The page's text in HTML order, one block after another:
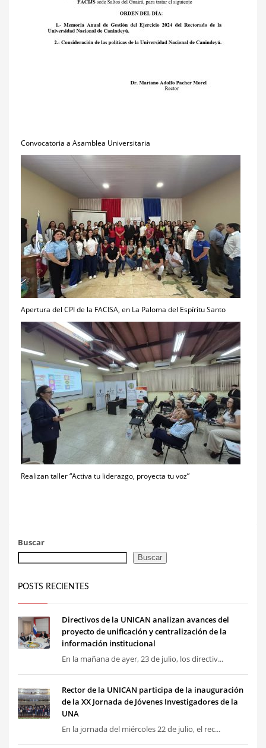
Convocatoria a Asamblea Universitaria
Apertura del CPI de la FACISA, en La Paloma del Espíritu Santo
Realizan taller “Activa tu liderazgo, proyecta tu voz”
Buscar
Buscar
POSTS RECIENTES
Directivos de la UNICAN analizan avances del
proyecto de unificación y centralización de la
información institucional
En la mañana de ayer, 23 de julio, los directiv...
Rector de la UNICAN participa de la inauguración
de la XX Jornada de Jóvenes Investigadores de la
UNA
En la jornada del miércoles 22 de julio, el rec...